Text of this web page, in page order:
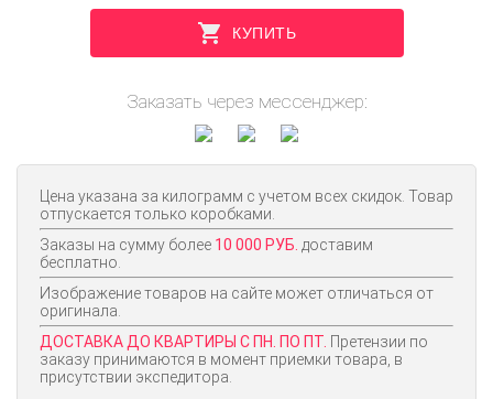
КУПИТЬ
Заказать через мессенджер:
Цена указана за килограмм с учетом всех скидок. Товар
отпускается только коробками.
Заказы на сумму более 10 000 РУБ. доставим
бесплатно.
Изображение товаров на сайте может отличаться от
оригинала.
ДОСТАВКА ДО КВАРТИРЫ С ПН. ПО ПТ. Претензии по
заказу принимаются в момент приемки товара, в
присутствии экспедитора.